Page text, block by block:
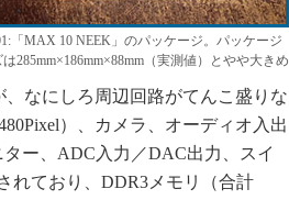
メイドインジャパン
植物工場
海外生産
グローバル設計・開発
制御セキュリティ
「MAX 10 NEEK」のパッケージ。パッケージ
285mm×186mm×88mm（実測値）とやや大きめ
なにしろ周辺回路がてんこ盛りな
）、カメラ、オーディオ入出
ー、ADC入力／DAC出力、スイ
れており、DDR3メモリ（合計